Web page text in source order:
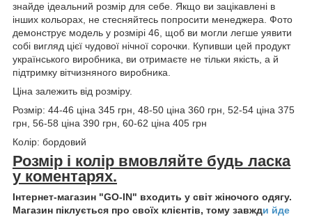
знайде ідеальний розмір для себе. Якщо ви зацікавлені в
інших кольорах, не стесняйтесь попросити менеджера. Фото
демонструє модель у розмірі 46, щоб ви могли легше уявити
собі вигляд цієї чудової нічної сорочки. Купивши цей продукт
українського виробника, ви отримаєте не тільки якість, а й
підтримку вітчизняного виробника.
Ціна залежить від розміру.
Розмір: 44-46 ціна 345 грн, 48-50 ціна 360 грн, 52-54 ціна 375
грн, 56-58 ціна 390 грн, 60-62 ціна 405 грн
Колір: бордовий
Розмір і колір вмовляйте будь ласка
у коментарях.
Інтернет-магазин "GO-IN" входить у світ жіночого одягу.
Магазин піклується про своїх клієнтів, тому завжди йде